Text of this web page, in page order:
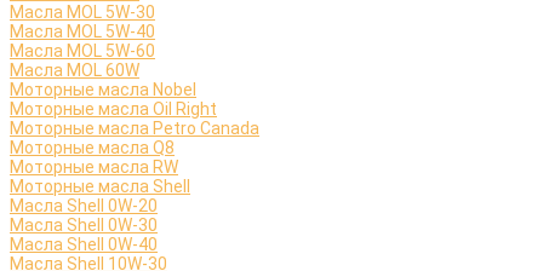
Масла MOL 5W-30
Масла MOL 5W-40
Масла MOL 5W-60
Масла MOL 60W
Моторные масла Nobel
Моторные масла Oil Right
Моторные масла Petro Canada
Моторные масла Q8
Моторные масла RW
Моторные масла Shell
Масла Shell 0W-20
Масла Shell 0W-30
Масла Shell 0W-40
Масла Shell 10W-30